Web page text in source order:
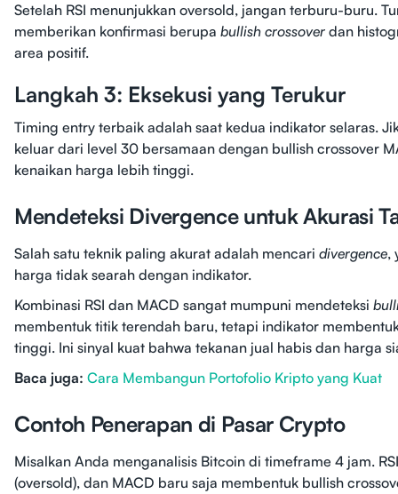
Setelah RSI menunjukkan oversold, jangan terburu-buru.
memberikan konfirmasi berupa bullish crossover dan
area positif.
Langkah 3: Eksekusi yang Terukur
Timing entry terbaik adalah saat kedua indikator selaras.
keluar dari level 30 bersamaan dengan bullish crossover
kenaikan harga lebih tinggi.
Mendeteksi Divergence untuk Akurasi
Salah satu teknik paling akurat adalah mencari divergence,
harga tidak searah dengan indikator.
Kombinasi RSI dan MACD sangat mumpuni mendeteksi
membentuk titik terendah baru, tetapi indikator
tinggi. Ini sinyal kuat bahwa tekanan jual habis dan harga
Baca juga: Cara Membangun Portofolio Kripto yang Kuat
Contoh Penerapan di Pasar Crypto
Misalkan Anda menganalisis Bitcoin di timeframe 4 jam.
(oversold), dan MACD baru saja membentuk bullish